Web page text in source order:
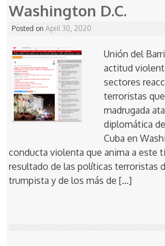
Washington D.C.
Posted onApril 30, 2020
Unión del
actitud
sectores
terroristas
madrugada
diplomática
Cuba en
conducta violenta que anima a este
resultado de las políticas terroristas
trumpista y de los más de […]